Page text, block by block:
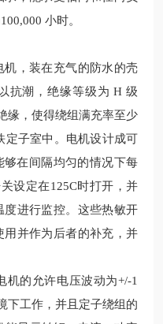
小时。
，装在充气的防水的壳
抗潮，绝缘等级为 H 级
缘，使得绕组满充率至少
定子室中。电机设计成可
够在间隔均匀的情况下每
设定在125C时打开，并
进行监控。这些热敏开
用并作为后者的补充，并
机的允许电压波动为+/-1
下工作，并且定子绕组的